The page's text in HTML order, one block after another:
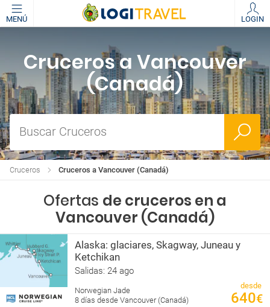
MENÚ LOGIN
Cruceros a Vancouver
(Canadá)
Buscar Cruceros
Cruceros a Vancouver (Canadá)
Cruceros
Ofertas de cruceros en a
Vancouver (Canadá)
Alaska: glaciares, Skagway, Juneau y
Ketchikan
Salidas: 24 ago
Norwegian Jade
8 días desde Vancouver (Canadá)
desde
640€